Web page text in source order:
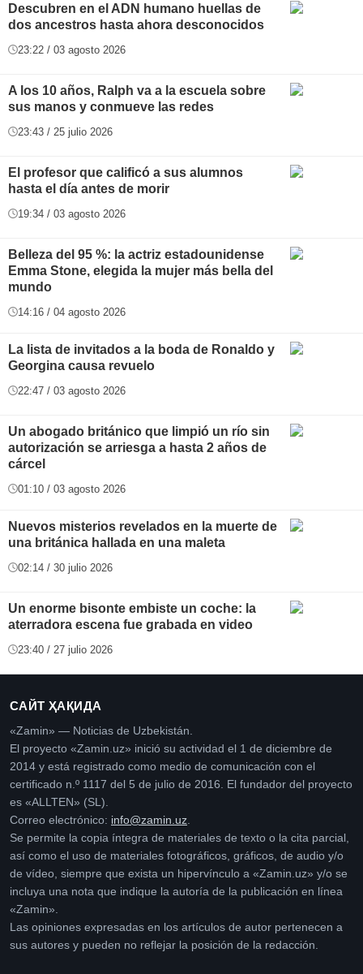
Descubren en el ADN humano huellas de
dos ancestros hasta ahora desconocidos
23:22 / 03 agosto 2026
A los 10 años, Ralph va a la escuela sobre
sus manos y conmueve las redes
23:43 / 25 julio 2026
El profesor que calificó a sus alumnos
hasta el día antes de morir
19:34 / 03 agosto 2026
Belleza del 95 %: la actriz estadounidense
Emma Stone, elegida la mujer más bella del
mundo
14:16 / 04 agosto 2026
La lista de invitados a la boda de Ronaldo y
Georgina causa revuelo
22:47 / 03 agosto 2026
Un abogado británico que limpió un río sin
autorización se arriesga a hasta 2 años de
cárcel
01:10 / 03 agosto 2026
Nuevos misterios revelados en la muerte de
una británica hallada en una maleta
02:14 / 30 julio 2026
Un enorme bisonte embiste un coche: la
aterradora escena fue grabada en video
23:40 / 27 julio 2026
САЙТ ҲАҚИДА
«Zamin» — Noticias de Uzbekistán.
El proyecto «Zamin.uz» inició su actividad el 1 de diciembre de
2014 y está registrado como medio de comunicación con el
certificado n.º 1117 del 5 de julio de 2016. El fundador del proyecto
es «ALLTEN» (SL).
Correo electrónico: info@zamin.uz
Se permite la copia íntegra de materiales de texto o la cita parcial,
así como el uso de materiales fotográficos, gráficos, de audio y/o
de vídeo, siempre que exista un hipervínculo a «Zamin.uz» y/o se
incluya una nota que indique la autoría de la publicación en línea
«Zamin».
Las opiniones expresadas en los artículos de autor pertenecen a
sus autores y pueden no reflejar la posición de la redacción.